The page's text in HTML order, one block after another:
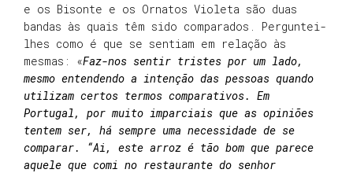
e os Bisonte e os Ornatos Violeta são duas
bandas às quais têm sido comparados. Perguntei-
lhes como é que se sentiam em relação às
mesmas: «Faz-nos sentir tristes por um lado,
mesmo entendendo a intenção das pessoas quando
utilizam certos termos comparativos. Em
Portugal, por muito imparciais que as opiniões
tentem ser, há sempre uma necessidade de se
comparar. “Ai, este arroz é tão bom que parece
aquele que comi no restaurante do senhor